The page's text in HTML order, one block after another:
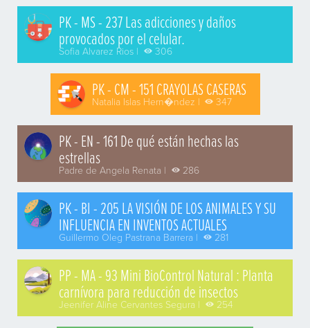
PK - MS - 237 Las adicciones y daños
provocados por el celular.
Sofia Alvarez Rios | 306
PK - CM - 151 CRAYOLAS CASERAS
Natalia Islas Hern�ndez | 347
PK - EN - 161 De qué están hechas las
estrellas
Padre de Angela Renata | 286
PK - BI - 205 LA VISIÓN DE LOS ANIMALES Y SU
INFLUENCIA EN INVENTOS ACTUALES
Guillermo Oleg Pastrana Barrera | 281
PP - MA - 93 Mini BioControl Natural : Planta
carnívora para reducción de insectos
Jeenifer Aline Cervantes Segura | 254